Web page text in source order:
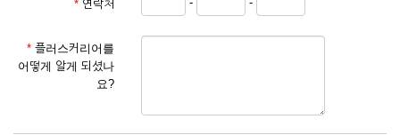
① 서비스 이용계약은 서비스 이용 희망자가 본 약관에 동의한
를 심사, 승낙함으로써 성립하며, 회사는 신청자의 실명 확인 절
차를 밟을 수 있습니다.
② 회원가입시 입력한 ID는 변경할 수 없으며, 회원 1인당 한 개
의 ID가 발급됩니다. 부득이한 경우로 인해 변경하고자 하는 경
* 연락처
* 플러스커리어를
어떻게 알게 되셨나
요?